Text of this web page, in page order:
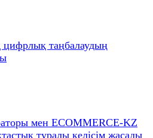
таңбалаудың
мен ECOMMERCE-KZ
туралы келісім жасады